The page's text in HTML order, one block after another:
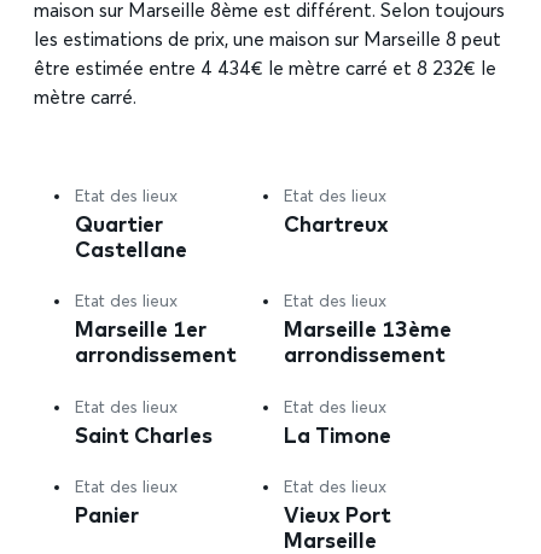
maison sur Marseille 8ème est différent. Selon toujours
les estimations de prix, une maison sur Marseille 8 peut
être estimée entre 4 434€ le mètre carré et 8 232€ le
mètre carré.
Etat des lieux
Quartier
Castellane
Etat des lieux
Chartreux
Etat des lieux
Marseille 1er
arrondissement
Etat des lieux
Marseille 13ème
arrondissement
Etat des lieux
Saint Charles
Etat des lieux
La Timone
Etat des lieux
Panier
Etat des lieux
Vieux Port
Marseille